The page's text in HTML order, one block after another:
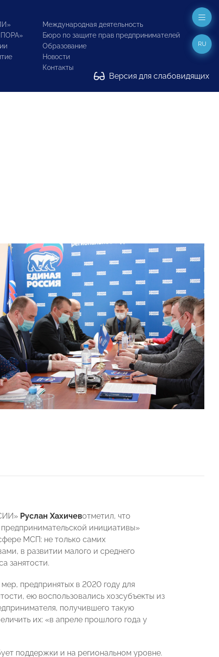
Международная деятельность
Бюро по защите прав предпринимателей
Образование
Новости
Контакты
Версия для слабовидящих
RU
Руслан Хахичевотметил, что
инициативы»
МСП: не только самих
в развитии малого и среднего
занятости.
предпринятых в 2020 году для
ею воспользовались хозсубъекты из
получившего такую
их: «в апреле прошлого года у
поддержки и на региональном уровне.